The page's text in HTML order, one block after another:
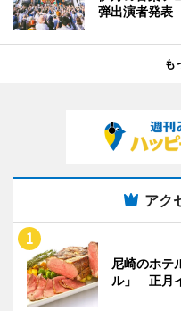
弾出演者発表
も
アク
尼崎のホテ
ル」 正月